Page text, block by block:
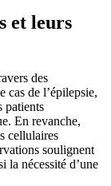
et leurs
des
cas de l’épilepsie,
patients
En revanche,
cellulaires
soulignent
la nécessité d’une